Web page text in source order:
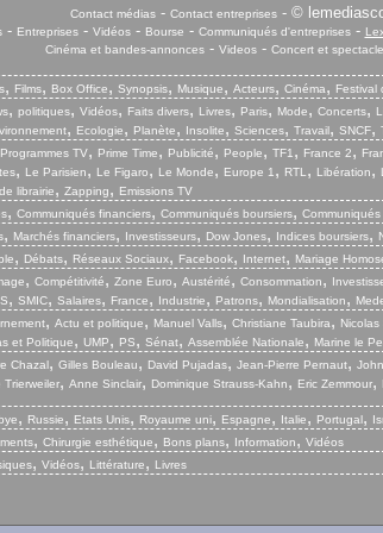
Contact médias- Contact entreprises- ©
- Entreprises- Vidéos- Bourse - Communiqués d'entreprises-
Cinéma et bandes-annonces- Videos- Concert et
, Films, Box Office, Synopsis, Musique, Acteurs, Cinéma, Festival
, politiques, Vidéos, Faits divers, Livres, Paris, Mode, Concerts,
, Ecologie, Planète, Insolite, Sciences, Travail, SNCF,
Programmes TV, Prime Time, Publicité, People, TF1 , France 2,
, Le Parisien, Le Figaro, Le Monde, Europe 1 , RTL , Libération,
librairie, Zapping, Emissions TV
, Communiqués financiers, Communiqués boursiers,
, Marchés financiers, Investisseurs, Dow Jones, Indices boursiers,
, Débats, Réseaux Sociaux, Facebook, Internet, Mariage
, Compétitivité, Zone Euro, Austérité, Consommation,
, SMIC, Salaires, France, Industrie, Patrons, Mondialisation,
, Actu et politique, Manuel Valls, Christiane Taubira, Nicolas
et Politique, UMP, PS, Sénat, Assemblée Nationale, Marine le
Chazal, Gilles Bouleau, David Pujadas, Jean-Pierre Pernaut,
Trierweiler, Anne Sinclair, Dominique Strauss-Kahn, Eric Zemmour,
, Russie, Etats Unis, Royaume uni, Espagne, Italie, Portugal,
, Chirurgie esthétique, Bons plans, Information, Vidéos
, Vidéos, Littérature, Livres